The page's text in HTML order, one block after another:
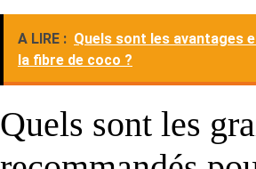
A LIRE : Quels sont les avantages
la fibre de coco ?
Quels sont les